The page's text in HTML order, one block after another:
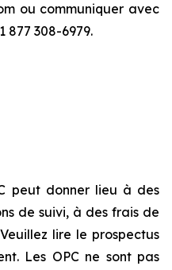
ou communiquer avec
877 308-6979.
peut donner lieu à des
de suivi, à des frais de
Veuillez lire le prospectus
Les OPC ne sont pas